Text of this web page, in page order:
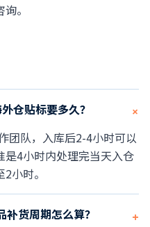
。
仓贴标要多久？ +
团队，入库后2-4小时可以
是4小时内处理完当天入仓
小时。
货周期怎么算？ +